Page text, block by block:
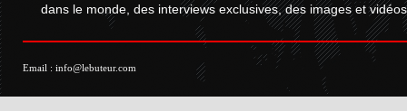
dans le monde, des interviews exclusives, des images et
Email : info@lebuteur.com